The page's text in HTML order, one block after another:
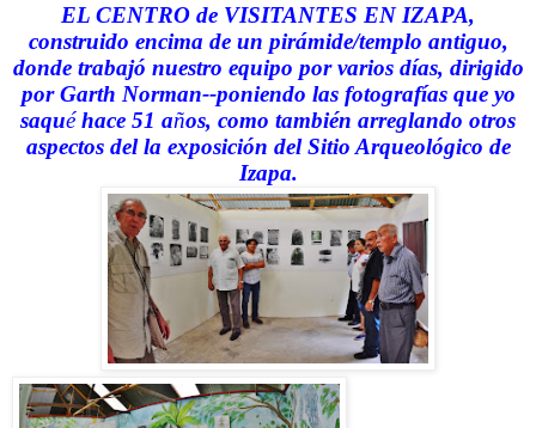
EL CENTRO de VISITANTES EN IZAPA,
construido encima de un pirámide/templo antiguo,
donde trabajó nuestro equipo por varios días, dirigido
por Garth Norman--poniendo las fotografías que yo
saquéhace 51 años, como también arreglando otros
aspectos del la exposición del Sitio Arqueológico de
Izapa.